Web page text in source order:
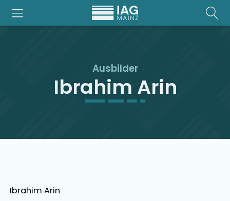
Ausbilder
Ibrahim Arin
Ibrahim Arin